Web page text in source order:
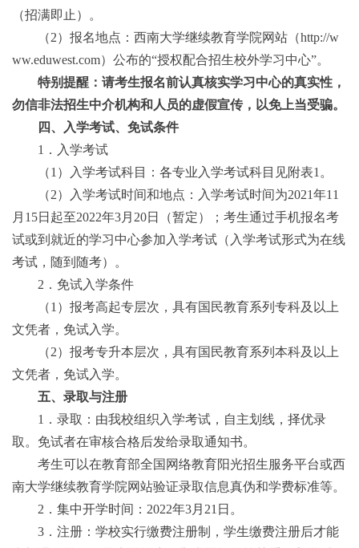
（招满即止）
。
（2）报名地点：西南大学继续教育学院网站（http://w
ww.eduwest.com）公布的“授权配合招生校外学习中心”。
特别提醒：请考生报名前认真核实学习中心的真实性，
勿信非法招生中介机构和人员的虚假宣传，以免上当受骗。
四、入学考试、免试条件
1 ．入学考试
（1 ）入学考试科目：各专业入学考试科目见附表1 。
（2）入学考试时间和地点： 入学考试时间为2021年11
月 15日起至2022年3月 20日（暂定）； 考生通过手机报名考
试或到就近的学习中心参加入学考试（入学考试形式为在线
考试，随到随考）。
2 ．免试入学条件
（1 ）报考高起专层次， 具有国民教育系列专科及以上
文凭者，免试入学。
（2）报考专升本层次，具有国民教育系列本科及以上
文凭者，免试入学。
五、录取与注册
1 ．录取：由我校组织入学考试，自主划线，择优录
取。免试者在审核合格后发给录取通知书。
考生可以在教育部全国网络教育阳光招生服务平台或西
南大学继续教育学院网站验证录取信息真伪和学费标准等。
2 ．集中开学时间： 2022年3月 21 日 。
3 ．注册：学校实行缴费注册制，学生缴费注册后才能